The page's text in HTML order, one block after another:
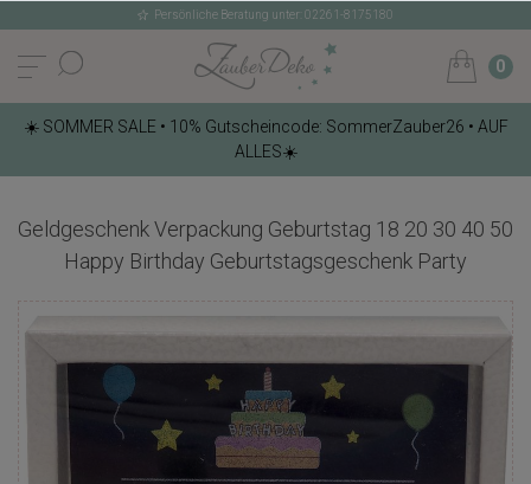
Persönliche Beratung unter: 02261-8175180
0
☀️ SOMMER SALE • 10% Gutscheincode: SommerZauber26 • AUF
ALLES☀️
Geldgeschenk Verpackung Geburtstag 18 20 30 40 50
Happy Birthday Geburtstagsgeschenk Party